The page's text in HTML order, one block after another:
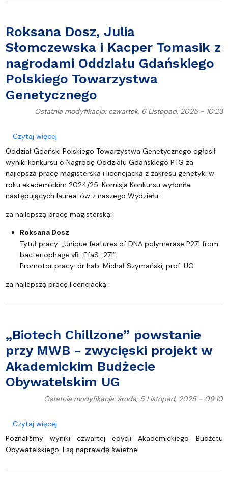
Roksana Dosz, Julia
Słomczewska i Kacper Tomasik z
nagrodami Oddziału Gdańskiego
Polskiego Towarzystwa
Genetycznego
Ostatnia modyfikacja: czwartek, 6 Listopad, 2025 - 10:23
Czytaj więcejo Roksana Dosz, Julia Słomczewska i Kacper
Oddział Gdański Polskiego Towarzystwa Genetycznego ogłosił
wyniki konkursu o Nagrodę Oddziału Gdańskiego PTG za
najlepszą pracę magisterską i licencjacką z zakresu genetyki w
roku akademickim 2024/25. Komisja Konkursu wyłoniła
następujących laureatów z naszego Wydziału:
za najlepszą pracę magisterską:
Roksana Dosz
Tytuł pracy: „Unique features of DNA polymerase P271 from
bacteriophage vB_EfaS_271”.
Promotor pracy: dr hab. Michał Szymański, prof. UG
za najlepszą pracę licencjacką :
„Biotech Chillzone” powstanie
przy MWB - zwycięski projekt w
Akademickim Budżecie
Obywatelskim UG
Ostatnia modyfikacja: środa, 5 Listopad, 2025 - 09:10
Czytaj więcejo „Biotech Chillzone” powstanie przy MWB -
Poznaliśmy wyniki czwartej edycji Akademickiego Budżetu
Obywatelskiego. I są naprawdę świetne!